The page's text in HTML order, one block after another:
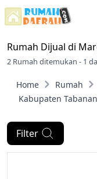
Rumah Dijual di
2 Rumah ditemukan - 1
Home Rumah
Kabupaten Tabanan
Filter